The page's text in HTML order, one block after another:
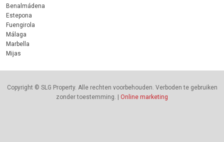
Benalmádena
Estepona
Fuengirola
Málaga
Marbella
Mijas
Copyright © SLG Property. Alle rechten voorbehouden. Verboden te gebruiken
zonder toestemming. | Online marketing